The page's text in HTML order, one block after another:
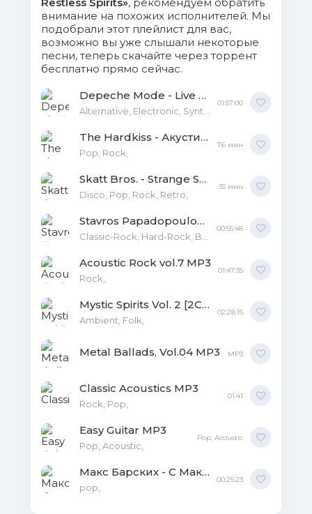
внимание на похожих исполнителей. Мы
подобрали этот плейлист для вас,
возможно вы уже слышали некоторые
песни, теперь скачайте через торрент
бесплатно прямо сейчас.
Depeche Mode - Live Spirits Soundtrack MP3
01:57:00
The Hardkiss - Акустика. Live MP3
Pop, Rock,
76 мин
Skatt Bros. - Strange Spirits MP3
Disco, Pop, Rock, Retro,
35 мин
Stavros Papadopoulos - Spirits on the Rise MP3
00:55:48
Acoustic Rock vol.7 MP3
Rock,
01:47:35
Mystic Spirits Vol. 2 [2CD] от Vanila MP3
Ambient, Folk,
02:28:15
Metal Ballads, Vol.04 MP3 MP3
Classic Acoustics MP3
Rock, Pop,
01:41
Easy Guitar MP3
Pop, Acoustic,
Pop, Acoustic
Макс Барских - С Максом по домам MP3
рор,
00:25:23